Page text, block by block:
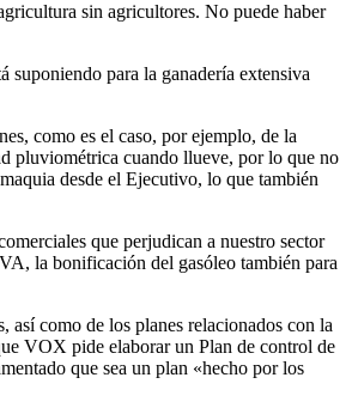
sin agricultores. No puede haber
suponiendo para la ganadería extensiva
como es el caso, por ejemplo, de la
pluviométrica cuando llueve, por lo que no
desde el Ejecutivo, lo que también
que perjudican a nuestro sector
la bonificación del gasóleo también para
así como de los planes relacionados con la
VOX pide elaborar un Plan de control de
que sea un plan «hecho por los